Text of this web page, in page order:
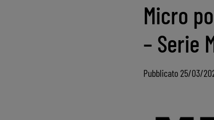
Micro
– Serie
Pubblicato 25/03/